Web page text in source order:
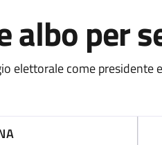
albo per
elettorale come presidente